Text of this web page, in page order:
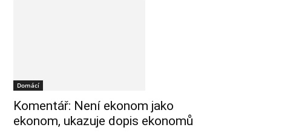
Domácí
Komentář: Není ekonom jako
ekonom, ukazuje dopis ekonomů